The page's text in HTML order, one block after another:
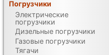
Погрузчики
Электрические
погрузчики
Дизельные погрузчики
Газовые погрузчики
Тягачи